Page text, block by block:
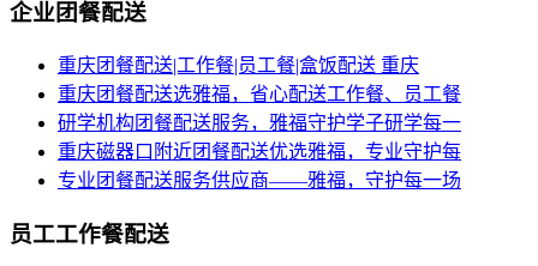
企业团餐配送
重庆团餐配送|工作餐|员工餐|盒饭配送 重庆
重庆团餐配送选雅福，省心配送工作餐、员工餐
研学机构团餐配送服务，雅福守护学子研学每一
重庆磁器口附近团餐配送优选雅福，专业守护每
专业团餐配送服务供应商——雅福，守护每一场
员工工作餐配送